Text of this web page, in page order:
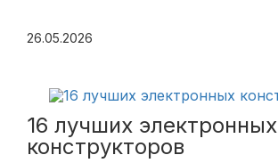
26.05.2026
16 лучших электронных
конструкторов